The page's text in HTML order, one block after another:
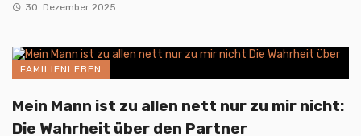
30. Dezember 2025
FAMILIENLEBEN
Mein Mann ist zu allen nett nur zu mir nicht:
Die Wahrheit über den Partner